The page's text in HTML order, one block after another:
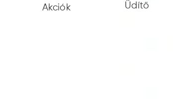
Akciók Üdítő